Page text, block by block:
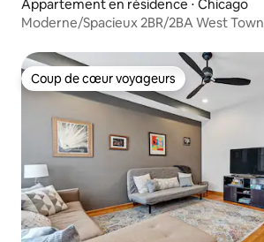
Appartement en résidence ⋅ Chicago
Moderne/Spacieux 2BR/2BA West Town
Coup de cœur voyageurs
Coup de cœur voyageurs